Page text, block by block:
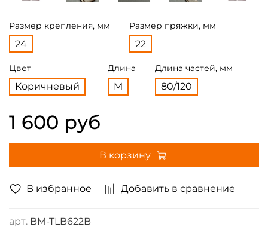
В избранное Добавить в сравнение
арт. BM-TLB622B
Размер крепления, мм
24
Размер пряжки, мм
22
Цвет
Коричневый
Длина
M
Длина частей, мм
80/120
1 600 руб
В корзину